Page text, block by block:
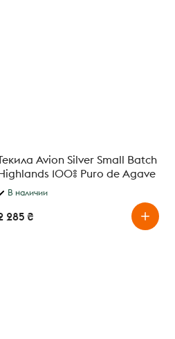
Avion Silver Small Batch
100% Puro de Agave
0,7 л
В наличии
285 ₴